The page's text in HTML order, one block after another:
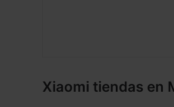
Xiaomi tiendas en